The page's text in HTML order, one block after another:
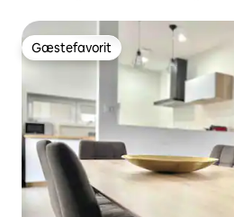
Gæstefavorit
Gæstefavorit